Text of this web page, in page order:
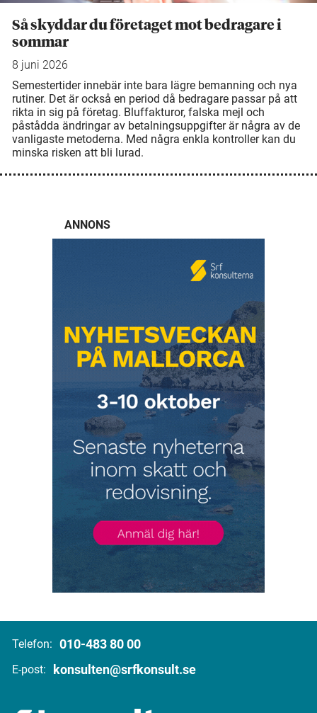
Så skyddar du företaget mot bedragare i
sommar
8 juni 2026
Semestertider innebär inte bara lägre bemanning och nya
rutiner. Det är också en period då bedragare passar på att
rikta in sig på företag. Bluffakturor, falska mejl och
påstådda ändringar av betalningsuppgifter är några av de
vanligaste metoderna. Med några enkla kontroller kan du
minska risken att bli lurad.
ANNONS
Telefon: 010-483 80 00
E-post: konsulten@srfkonsult.se